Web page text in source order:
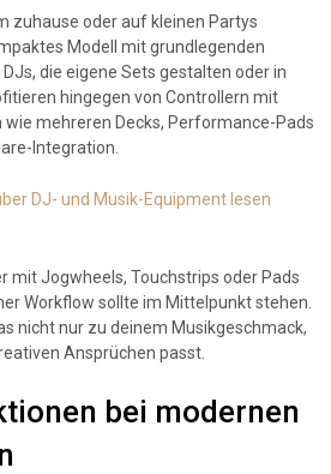
zuhause oder auf kleinen Partys
Modell mit grundlegenden
die eigene Sets gestalten oder in
hingegen von Controllern mit
mehreren Decks, Performance-Pads
Integration.
DJ- und Musik-Equipment lesen
mit Jogwheels, Touchstrips oder Pads
Workflow sollte im Mittelpunkt stehen.
nicht nur zu deinem Musikgeschmack,
Ansprüchen passt.
bei modernen